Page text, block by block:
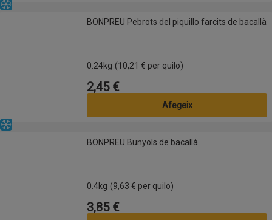
BONPREU Pebrots del piquillo farcits de bacallà
Congelat
BONPREU Pebrots del piquillo farcits de bacallà
0.24kg (10,21 € per quilo)
Preu
2,45 €
Afegeix
BONPREU Bunyols de bacallà
Congelat
BONPREU Bunyols de bacallà
0.4kg (9,63 € per quilo)
Preu
3,85 €